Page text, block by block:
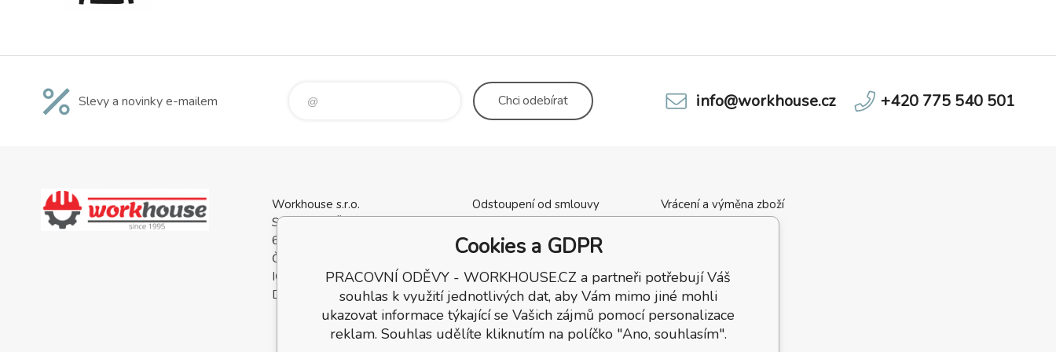
Slevy a novinky e-mailem Chciodebírat info@workhouse.cz +420 775 540 501
Workhouse s.r.o.
Svatopluka Čecha 1137
688 01 Uherský Brod
Česká Republika
IČO: 05568137
DIČ: CZ05568137
Odstoupení od smlouvy
Výšivka, potisk oděvů
Reklamační podmínky
Vrácení a výměna zboží
Cookies a GDPR
PRACOVNÍ ODĚVY - WORKHOUSE.CZ a partneři potřebují Váš
souhlas k využití jednotlivých dat, aby Vám mimo jiné mohli
ukazovat informace týkající se Vašich zájmů pomocí personalizace
reklam. Souhlas udělíte kliknutím na políčko "Ano, souhlasím".